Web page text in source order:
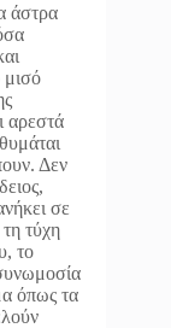
άστρα
μισό
αρεστά
Δεν
σε
τύχη
το
όπως τα